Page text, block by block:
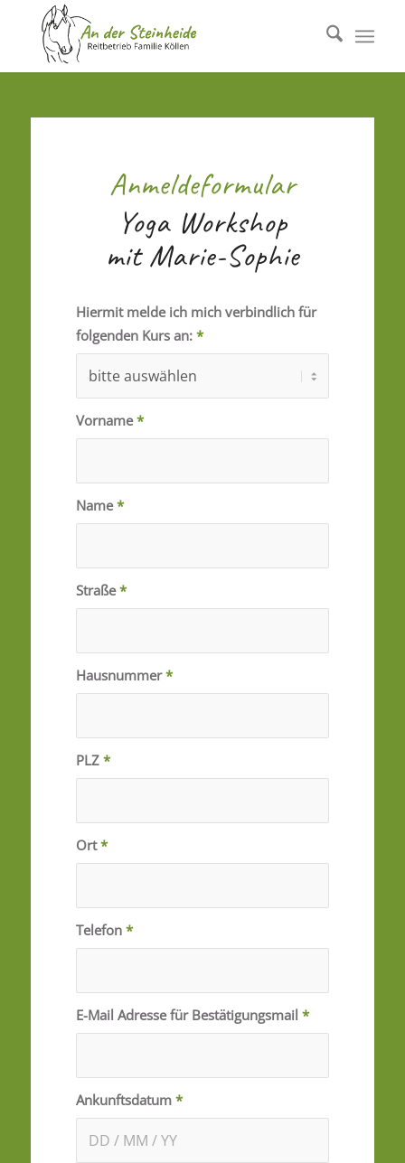
Anmeldeformular
Yoga Workshop
mit Marie-Sophie
Hiermit melde ich mich verbindlich für
folgenden Kurs an: *
Vorname*
Name*
Straße*
Hausnummer*
PLZ *
Ort*
Telefon *
E-Mail Adresse für Bestätigungsmail *
Ankunftsdatum *